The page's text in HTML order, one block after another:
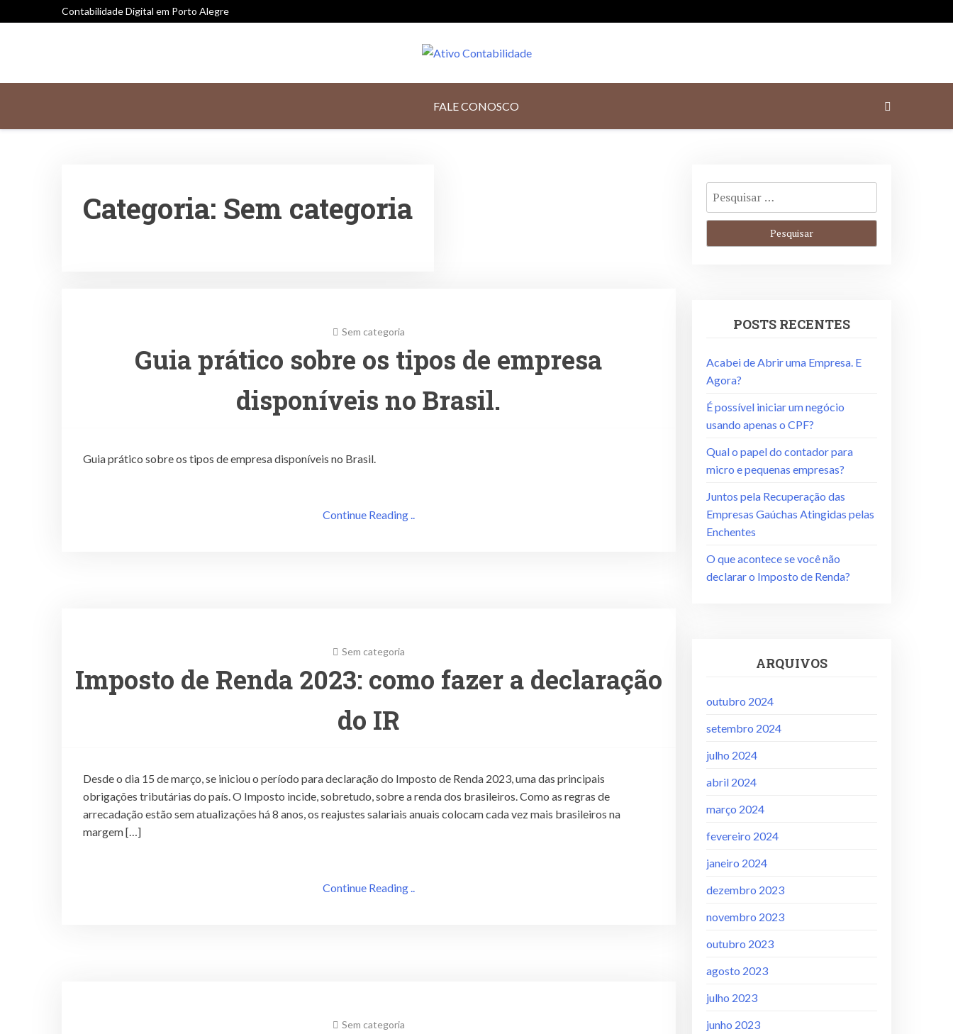
Contabilidade Digital em Porto Alegre
FALE CONOSCO
Categoria: Sem categoria
Sem categoria
Guia prático sobre os tipos de empresa
disponíveis no Brasil.
Guia prático sobre os tipos de empresa disponíveis no Brasil.
Continue Reading ..
Sem categoria
Imposto de Renda 2023: como fazer a declaração
do IR
Desde o dia 15 de março, se iniciou o período para declaração do Imposto de Renda 2023, uma das principais
obrigações tributárias do país. O Imposto incide, sobretudo, sobre a renda dos brasileiros. Como as regras de
arrecadação estão sem atualizações há 8 anos, os reajustes salariais anuais colocam cada vez mais brasileiros na
margem […]
Continue Reading ..
Sem categoria
POSTS RECENTES
Acabei de Abrir uma Empresa. E
Agora?
É possível iniciar um negócio
usando apenas o CPF?
Qual o papel do contador para
micro e pequenas empresas?
Juntos pela Recuperação das
Empresas Gaúchas Atingidas pelas
Enchentes
O que acontece se você não
declarar o Imposto de Renda?
ARQUIVOS
outubro 2024
setembro 2024
julho 2024
abril 2024
março 2024
fevereiro 2024
janeiro 2024
dezembro 2023
novembro 2023
outubro 2023
agosto 2023
julho 2023
junho 2023